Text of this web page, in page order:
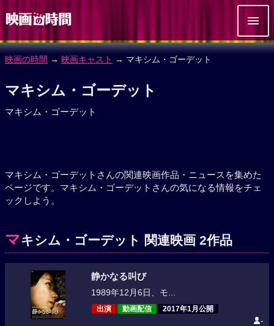
映画の時間 → 映画キャスト → マキシム・ゴーデット
マキシム・ゴーデット
マキシム・ゴーデット
マキシム・ゴーデットさんの関連映画作品・ニュースを集めた
ページです。マキシム・ゴーデットさんの気になる情報をチェ
ックしよう。
マキシム・ゴーデット 関連映画 2作品
静かなる叫び
1989年12月6日、モ...
出演 動画配信 2017年1月公開
-